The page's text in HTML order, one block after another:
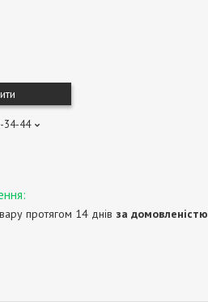
34-44
протягом 14 днів за домовленістю